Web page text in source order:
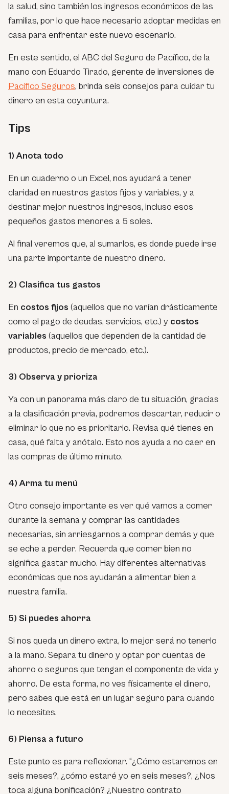
la salud, sino también los ingresos económicos de las
familias, por lo que hace necesario adoptar medidas en
casa para enfrentar este nuevo escenario.
En este sentido, el ABC del Seguro de Pacífico, de la
mano con Eduardo Tirado, gerente de inversiones de
Pacífico Seguros, brinda seis consejos para cuidar tu
dinero en esta coyuntura.
Tips
1) Anota todo
En un cuaderno o un Excel, nos ayudará a tener
claridad en nuestros gastos fijos y variables, y a
destinar mejor nuestros ingresos, incluso esos
pequeños gastos menores a 5 soles.
Al final veremos que, al sumarlos, es donde puede irse
una parte importante de nuestro dinero.
2) Clasifica tus gastos
En costos fijos (aquellos que no varían drásticamente
como el pago de deudas, servicios, etc.) y costos
variables (aquellos que dependen de la cantidad de
productos, precio de mercado, etc.).
3) Observa y prioriza
Ya con un panorama más claro de tu situación, gracias
a la clasificación previa, podremos descartar, reducir o
eliminar lo que no es prioritario. Revisa qué tienes en
casa, qué falta y anótalo. Esto nos ayuda a no caer en
las compras de último minuto.
4) Arma tu menú
Otro consejo importante es ver qué vamos a comer
durante la semana y comprar las cantidades
necesarias, sin arriesgarnos a comprar demás y que
se eche a perder. Recuerda que comer bien no
significa gastar mucho. Hay diferentes alternativas
económicas que nos ayudarán a alimentar bien a
nuestra familia.
5) Si puedes ahorra
Si nos queda un dinero extra, lo mejor será no tenerlo
a la mano. Separa tu dinero y optar por cuentas de
ahorro o seguros que tengan el componente de vida y
ahorro. De esta forma, no ves físicamente el dinero,
pero sabes que está en un lugar seguro para cuando
lo necesites.
6) Piensa a futuro
Este punto es para reflexionar. “¿Cómo estaremos en
seis meses?, ¿cómo estaré yo en seis meses?, ¿Nos
toca alguna bonificación? ¿Nuestro contrato